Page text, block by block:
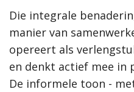
Die integrale
manier van
opereert als
en denkt actief mee in
De informele toon -